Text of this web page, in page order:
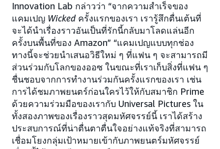
Innovation Lab กล่าวว่า “จากความสำเร็จของ
แคมเปญ Wickedครั้งแรกของเรา เรารู้สึกตื่นเต้นที่
จะได้นำเรื่องราวอันเป็นที่รักนี้กลับมาโลดแล่นอีก
ครั้งบนพื้นที่ของ Amazon” “แคมเปญแบบทุกช่อง
ทางนี้จะช่วยนำเสนอวิธีใหม่ ๆ ที่แฟน ๆ จะสามารถมี
ส่วนร่วมกับโลกของออซ ในขณะที่เราเก็บสิ่งที่แฟน ๆ
ชื่นชอบจากการทำงานร่วมกันครั้งแรกของเรา เช่น
การได้ชมภาพยนตร์ก่อนใครไว้ให้กับสมาชิก Prime
ด้วยความร่วมมือของเรากับ Universal Pictures ใน
ทั้งสองภาพของเรื่องราวสุดมหัศจรรย์นี้ เราได้สร้าง
ประสบการณ์ที่น่าตื่นตาตื่นใจอย่างแท้จริงที่สามารถ
เชื่อมโยงกลุ่มเป้าหมายเข้ากับภาพยนตร์มหัศจรรย์